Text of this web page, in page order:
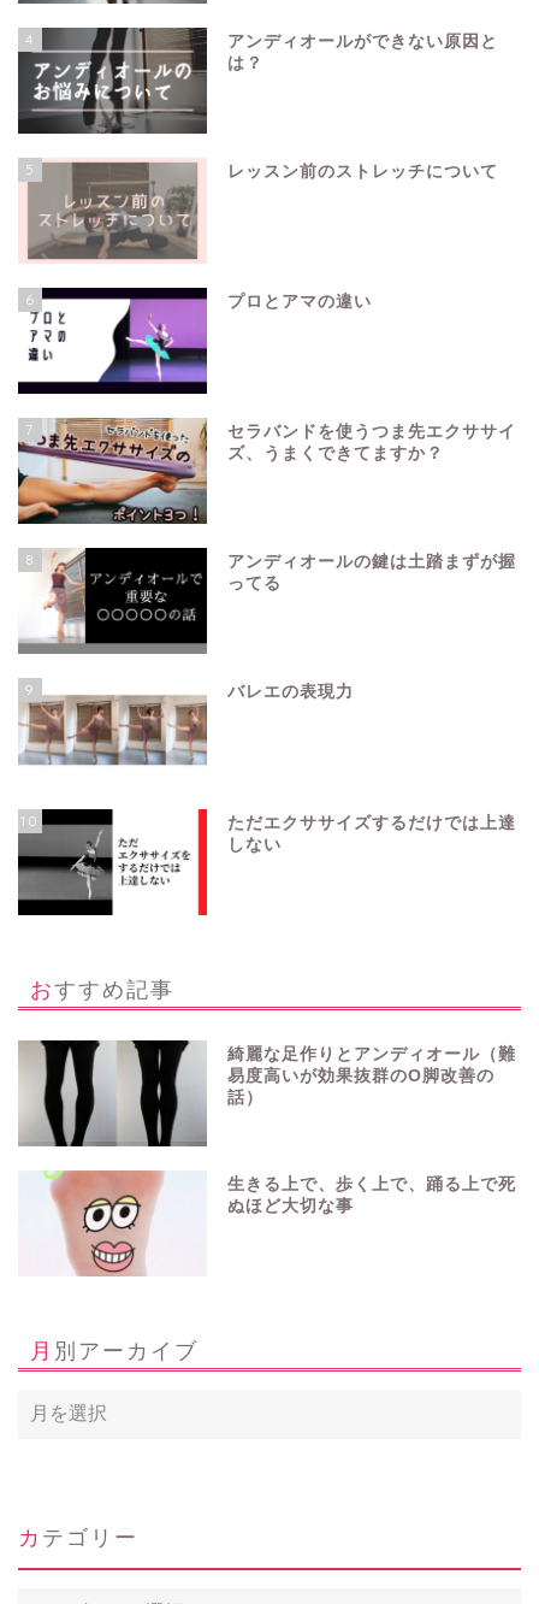
4
アンディオールができない原因と
は？
5 レッスン前のストレッチについて
6 プロとアマの違い
7
セラバンドを使うつま先エクササイ
ズ、うまくできてますか？
8
アンディオールの鍵は土踏まずが握
ってる
9 バレエの表現力
10
ただエクササイズするだけでは上達
しない
おすすめ記事
綺麗な足作りとアンディオール（難
易度高いが効果抜群のO脚改善の
話）
生きる上で、歩く上で、踊る上で死
ぬほど大切な事
月別アーカイブ
カテゴリー